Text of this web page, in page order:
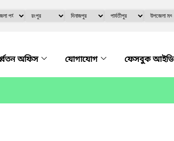
অফিস যোগাযোগ ফেসবুক আইডি